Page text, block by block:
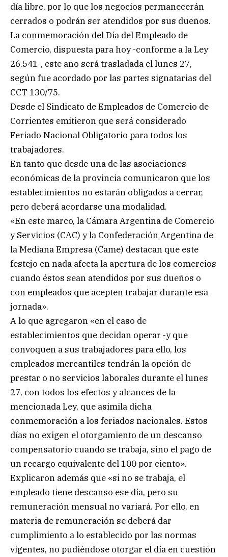
día libre, por lo que los negocios permanecerán
cerrados o podrán ser atendidos por sus dueños.
La conmemoración del Día del Empleado de
Comercio, dispuesta para hoy -conforme a la Ley
26.541-, este año será trasladada el lunes 27,
según fue acordado por las partes signatarias del
CCT 130/75.
Desde el Sindicato de Empleados de Comercio de
Corrientes emitieron que será considerado
Feriado Nacional Obligatorio para todos los
trabajadores.
En tanto que desde una de las asociaciones
económicas de la provincia comunicaron que los
establecimientos no estarán obligados a cerrar,
pero deberá acordarse una modalidad.
«En este marco, la Cámara Argentina de Comercio
y Servicios (CAC) y la Confederación Argentina de
la Mediana Empresa (Came) destacan que este
festejo en nada afecta la apertura de los comercios
cuando éstos sean atendidos por sus dueños o
con empleados que acepten trabajar durante esa
jornada».
A lo que agregaron «en el caso de
establecimientos que decidan operar -y que
convoquen a sus trabajadores para ello, los
empleados mercantiles tendrán la opción de
prestar o no servicios laborales durante el lunes
27, con todos los efectos y alcances de la
mencionada Ley, que asimila dicha
conmemoración a los feriados nacionales. Estos
días no exigen el otorgamiento de un descanso
compensatorio cuando se trabaja, sino el pago de
un recargo equivalente del 100 por ciento».
Explicaron además que «si no se trabaja, el
empleado tiene descanso ese día, pero su
remuneración mensual no variará. Por ello, en
materia de remuneración se deberá dar
cumplimiento a lo establecido por las normas
vigentes, no pudiéndose otorgar el día en cuestión